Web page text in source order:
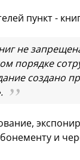
пункт -
не
порядке
создано
и